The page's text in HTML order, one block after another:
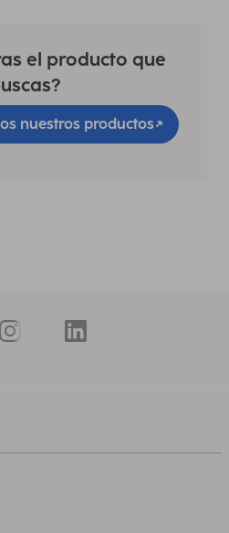
el producto que
nuestros productos